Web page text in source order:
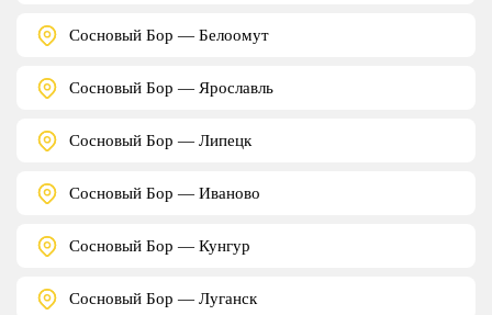
Сосновый Бор — Белоомут
Сосновый Бор — Ярославль
Сосновый Бор — Липецк
Сосновый Бор — Иваново
Сосновый Бор — Кунгур
Сосновый Бор — Луганск